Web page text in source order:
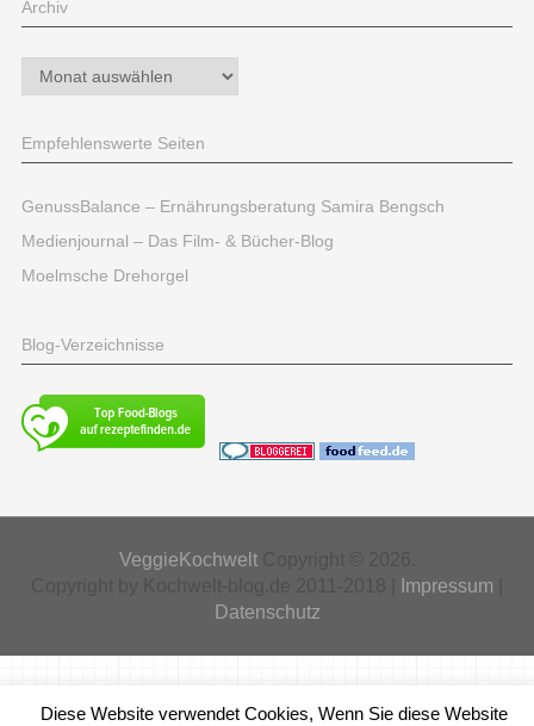
Archiv
Archiv
Empfehlenswerte Seiten
GenussBalance – Ernährungsberatung Samira Bengsch
Medienjournal – Das Film- & Bücher-Blog
Moelmsche Drehorgel
Blog-Verzeichnisse
VeggieKochweltCopyright © 2026.
Impressum
Datenschutz
Diese Website verwendet Cookies, Wenn Sie diese Website